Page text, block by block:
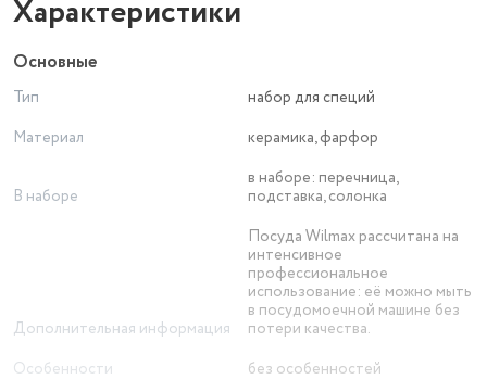
Характеристики
Основные
Тип
набор для специй
Материал
керамика, фарфор
В наборе
в наборе: перечница,
подставка, солонка
Дополнительная информация
Посуда Wilmax рассчитана на
интенсивное
профессиональное
использование: её можно мыть
в посудомоечной машине без
потери качества.
Особенности
без особенностей